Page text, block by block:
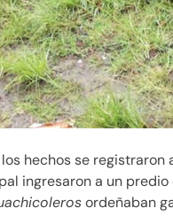
hechos se registraron
ingresaron a un predio
ordeñaban